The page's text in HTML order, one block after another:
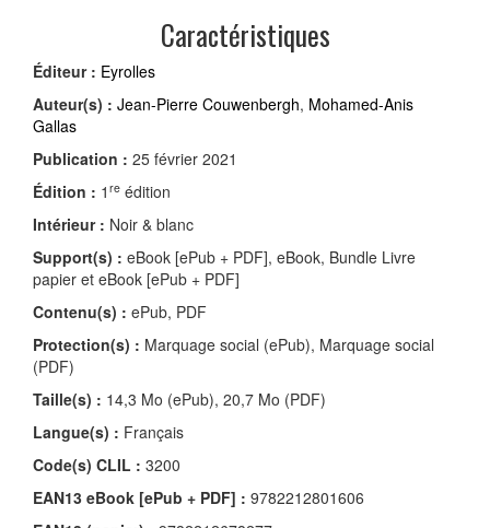
Caractéristiques
Éditeur : Eyrolles
Auteur(s) : Jean-Pierre Couwenbergh, Mohamed-Anis
Gallas
Publication : 25 février 2021
Édition : 1 re édition
Intérieur : Noir & blanc
Support(s) : eBook [ePub + PDF], eBook, Bundle Livre
papier et eBook [ePub + PDF]
Contenu(s) : ePub, PDF
Protection(s) : Marquage social (ePub), Marquage social
(PDF)
Taille(s) : 14,3 Mo (ePub), 20,7 Mo (PDF)
Langue(s) : Français
Code(s) CLIL : 3200
EAN13 eBook [ePub + PDF] : 9782212801606